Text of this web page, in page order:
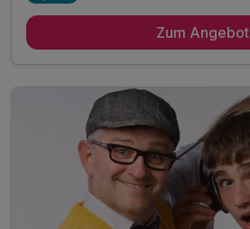
2 x reichhaltiges Frühstück vom Buffet
1x Begrüßungscocktail
1x Flasche Wein aufs Zimmer
Zum Angebot